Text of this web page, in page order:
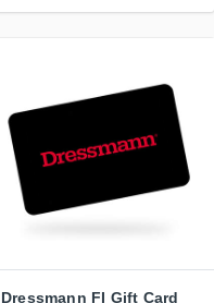
Dressmann FI Gift Card